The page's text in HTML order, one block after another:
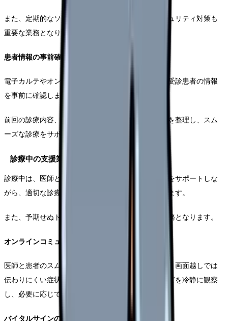
また、定期的なソフトウェアのアップデートやセキュリティ対策も
重要な業務となります。
患者情報の事前確認
電子カルテやオンライン診療システムから、当日の受診患者の情報
を事前に確認します。
前回の診療内容、処方薬、検査結果など必要な情報を整理し、スム
ーズな診療をサポートできるよう準備します。
診療中の支援業務
診療中は、医師と患者の円滑なコミュニケーションをサポートしな
がら、適切な診療環境を維持する役割を担っております。
また、予期せぬトラブルへの迅速な対応も重要な業務となります。
オンラインコミュニケーション支援
医師と患者のスムーズな意思疎通をサポートします。画面越しでは
伝わりにくい症状の詳細や、患者さんの表情変化などを冷静に観察
し、必要に応じてわかりやすく説明を行います。
バイタルサインの遠隔確認